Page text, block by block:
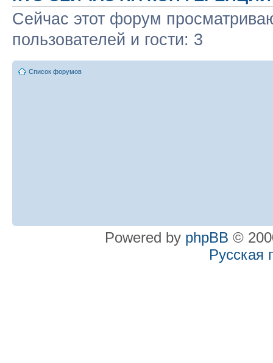
Сейчас этот форум
пользователей и гости: 3
Список форумов
Powered by phpBB ©
Русская